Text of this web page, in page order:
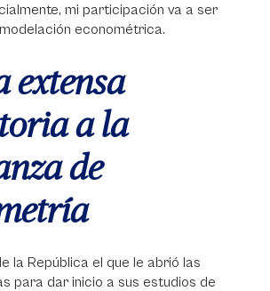
mi participación va a ser
econométrica.
extensa
a la
de
la República el que le abrió las
para dar inicio a sus estudios de